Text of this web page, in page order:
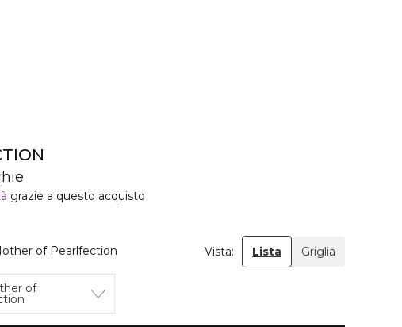
grazie a questo acquisto
of Pearlfection Vista: Lista Griglia
of